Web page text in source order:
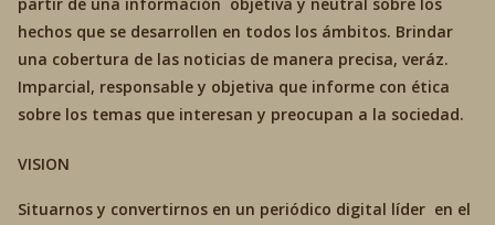
hechos que se desarrollen en todos los ámbitos. Brindar
una cobertura de las noticias de manera precisa, veráz.
Imparcial, responsable y objetiva que informe con ética
sobre los temas que interesan y preocupan a la sociedad.
VISION
Situarnos y convertirnos en un periódico digital líder en el